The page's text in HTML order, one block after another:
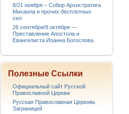
8/21 ноября – Собор Архистратига
Михаила и прочих бесплотных
сил
26 сентября/9 октября —
Преставление Апостола и
Евангелиста Иоанна Богослова.
Полезные Ссылки
Официальный сайт Русской
Православной Церкви
Русская Православная Церковь
Заграницей